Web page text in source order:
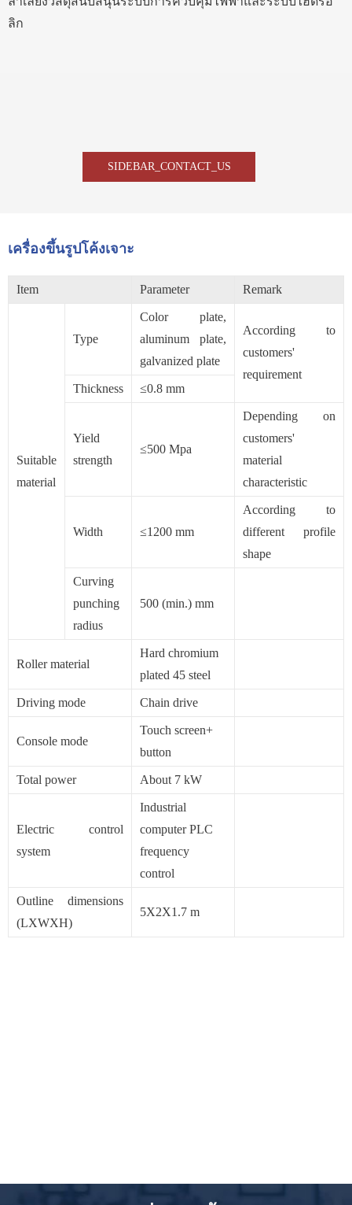
ลิก
SIDEBAR_CONTACT_US
เครื่องขึ้นรูปโค้งเจาะ
Item Parameter Remark
Suitable
material
Type
Color plate,
aluminum plate,
galvanized plate
According to
customers'
requirement
Thickness
≤0.8 mm
Yield
strength
≤500 Mpa
Depending on
customers'
material
characteristic
Width ≤1200 mm
According to
different profile
shape
Curving
punching
radius
500 (min.) mm
Roller material
Hard chromium
plated 45 steel
Driving mode Chain drive
Console mode
Touch screen+
button
Total power About 7 kW
Electric control
system
Industrial
computer PLC
frequency
control
Outline dimensions
(LXWXH)
5X2X1.7 m